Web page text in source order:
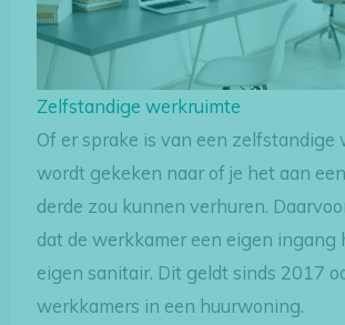
Zelfstandige werkruimte
Of er sprake is van een zelfstandige
wordt gekeken naar of je het aan
derde zou kunnen verhuren.
dat de werkkamer een eigen ingang
eigen sanitair. Dit geldt sinds 2017
werkkamers in een huurwoning.